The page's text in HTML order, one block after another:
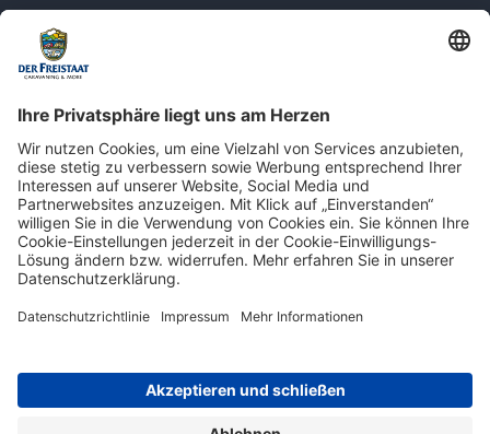
Newsletter: Jetzt auf
shop.derfreistaat.de anmelden und
einen 5€ Gutschein für unseren Online-
Shop erhalten!*
Impressum Datenschutz Barrierefreiheit